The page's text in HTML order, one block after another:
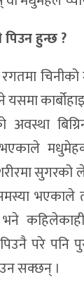
हुन्छ ?
चिनीको
अवस्था
भएकाले
कहिलेकाहीं
पिउनै परे
सक्छन् ।